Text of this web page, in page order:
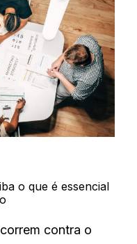
o que é essencial
contra o